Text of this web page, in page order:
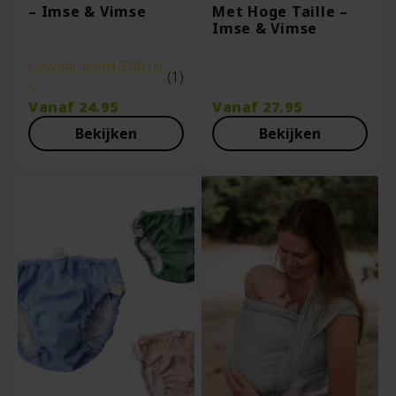
– Imse & Vimse
Gewaardeerd 5.00 uit
5
(1)
Vanaf 24.95
Bekijken
Met Hoge Taille –
Imse & Vimse
Vanaf 27.95
Bekijken